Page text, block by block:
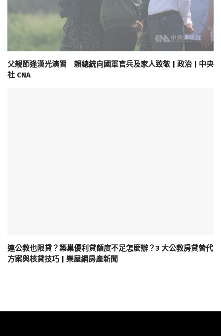
父親節逢漢光演習 賴總統向國軍官兵及家人致敬 | 政治 | 中央
社 CNA
連公教也限貸？築巢優利貸額度不足怎麼辦？3 大公教房貸替代
方案與核貸技巧 | 樂屋網房產新聞